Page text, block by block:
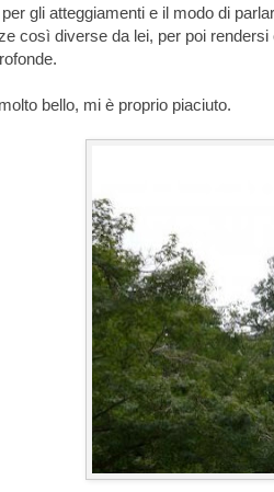
gli atteggiamenti e il modo di
così diverse da lei, per poi
bello, mi è proprio piaciuto.